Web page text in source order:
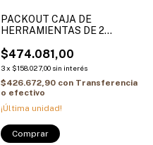
PACKOUT CAJA DE
HERRAMIENTAS DE 2
SEGURIDAD CON BLOQUEO
4822-8442
$474.081,00
3x $158.027,00 sin interés
$426.672,90 con Transferencia
o efectivo
¡Última unidad!